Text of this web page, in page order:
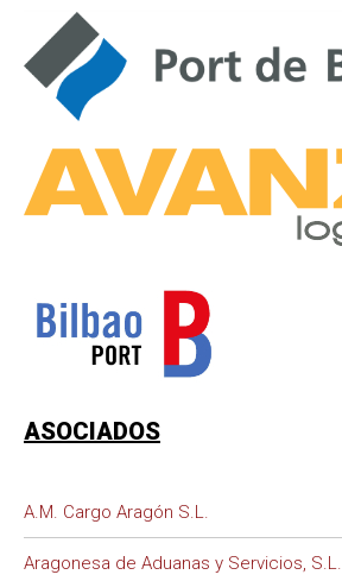
ASOCIADOS
A.M. Cargo Aragón S.L.
Aragonesa de Aduanas y Servicios, S.L.